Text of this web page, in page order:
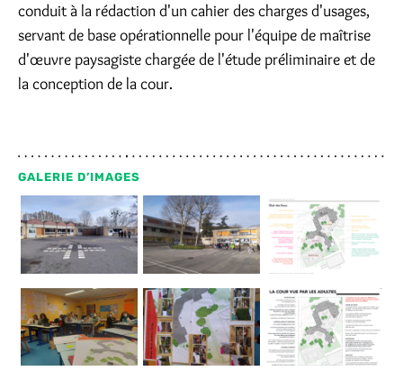
conduit à la rédaction d'un cahier des charges d'usages,
servant de base opérationnelle pour l'équipe de maîtrise
d'œuvre paysagiste chargée de l'étude préliminaire et de
la conception de la cour.
GALERIE D’IMAGES